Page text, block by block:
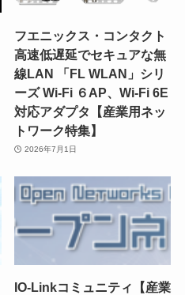
フエニックス・コンタクト
高速低遅延でセキュアな無
線LAN 「FL WLAN」シリ
ーズ Wi-Fi ６AP、Wi-Fi 6E
対応アダプタ【産業用ネッ
トワーク特集】
2026年7月1日
IO-Linkコミュニティ【産業